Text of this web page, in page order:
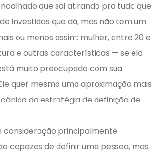
que sai atirando pra tudo que
investidas que dá, mas não tem um
ou menos assim: mulher, entre 20 e
e outras características — se ela
muito preocupado com sua
quer mesmo uma aproximação mais
da estratégia de definição de
consideração principalmente
capazes de definir uma pessoa, mas